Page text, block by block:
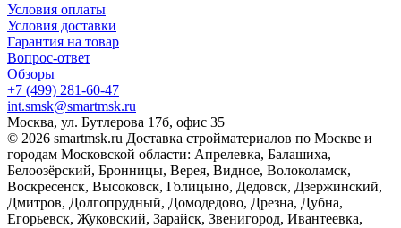
Условия оплаты
Условия доставки
Гарантия на товар
Вопрос-ответ
Обзоры
+7 (499) 281-60-47
int.smsk@smartmsk.ru
Москва, ул. Бутлерова 17б, офис 35
© 2026 smartmsk.ru Доставка стройматериалов по Москве и
городам Московской области: Апрелевка, Балашиха,
Белоозёрский, Бронницы, Верея, Видное, Волоколамск,
Воскресенск, Высоковск, Голицыно, Дедовск, Дзержинский,
Дмитров, Долгопрудный, Домодедово, Дрезна, Дубна,
Егорьевск, Жуковский, Зарайск, Звенигород, Ивантеевка,